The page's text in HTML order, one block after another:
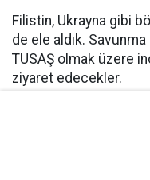
Filistin, Ukrayna gibi
de ele aldık.
TUSAŞ olmak üzere
ziyaret edecekler.